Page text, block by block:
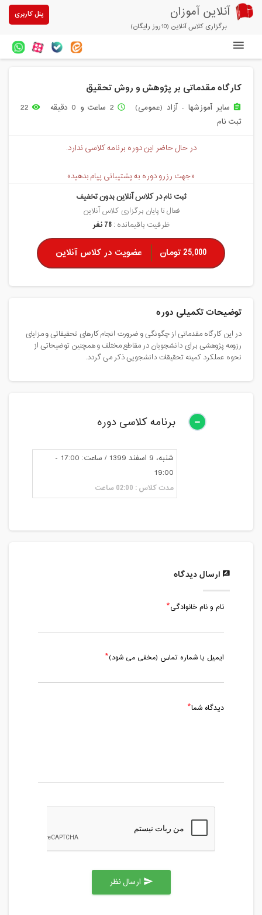
آنلاین آموزان
برگزاری کلاس آنلاین (10روز رایگان)
پنل کاربری
آزمون های آنلاین
درباره ما
کارگاه مقدماتی بر پژوهش و روش تحقیق
assignment سایر آموزشها - آزاد (عمومی) access_time 2 ساعت و 0 دقیقه remove_red_eye
22
ثبت نام
در حال حاضر این دوره برنامه کلاسی ندارد.
«جهت رزرو دوره به پشتیبانی پیام بدهید»
ثبت نام در کلاس آنلاین بدون تخفیف
فعال تا پایان برگزاری کلاس آنلاین
ظرفیت باقیمانده :78 نفر
25,000 تومان عضویت در کلاس آنلاین
توضیحات تکمیلی دوره
در این کارگاه مقدماتی از چگونگی و ضرورت انجام کارهای تحقیقاتی و مزایای
رزومه پژوهشی برای دانشجویان در مقاطع مختلف و همچنین توضیحاتی از
نحوه عملکرد کمیته تحقیقات دانشجویی ذکر می گردد.
برنامه کلاسی دوره
شنبه، 9 اسفند 1399 / ساعت: 17:00 -
19:00
مدت کلاس : 02:00 ساعت
ارسال دیدگاه
نام و نام خانوادگی
ایمیل یا شماره تماس (مخفی می شود)
دیدگاه شما
send